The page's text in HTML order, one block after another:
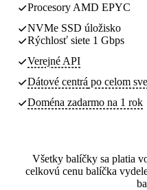
Procesory AMD EPYC
NVMe SSD úložisko
Rýchlosť siete 1 Gbps
Verejné API
Dátové centrá po celom
Doména zadarmo na 1 rok
Všetky balíčky sa platia
celkovú cenu balíčka